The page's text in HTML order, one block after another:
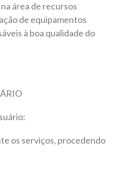
área de recursos
de equipamentos
à boa qualidade do
os serviços, procedendo